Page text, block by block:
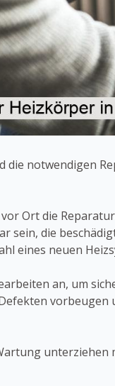
die notwendigen
Ort die
sein, die
eines neuen
an, um
vorbeugen
unterziehen